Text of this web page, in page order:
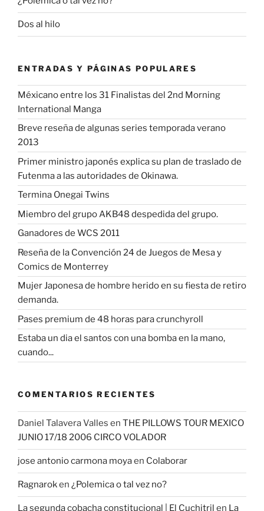
Dos al hilo
ENTRADAS Y PÁGINAS POPULARES
Méxicano entre los 31 Finalistas del 2nd Morning
International Manga
Breve reseña de algunas series temporada verano
2013
Primer ministro japonés explica su plan de traslado de
Futenma a las autoridades de Okinawa.
Termina Onegai Twins
Miembro del grupo AKB48 despedida del grupo.
Ganadores de WCS 2011
Reseña de la Convención 24 de Juegos de Mesa y
Comics de Monterrey
Mujer Japonesa de hombre herido en su fiesta de retiro
demanda.
Pases premium de 48 horas para crunchyroll
Estaba un dia el santos con una bomba en la mano,
cuando...
COMENTARIOS RECIENTES
Daniel Talavera Valles en THE PILLOWS TOUR MEXICO
JUNIO 17/18 2006 CIRCO VOLADOR
jose antonio carmona moyaen Colaborar
Ragnaroken ¿Polemica o tal vez no?
La segunda cobacha constitucional | El Cuchitril en La